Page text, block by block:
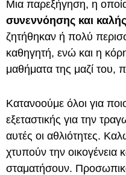
Μια παρεξήγηση, η
συνεννόησης και
ζητήθηκαν ή πολύ
καθηγητή, ενώ και η
μαθήματα της μαζί του,
Κατανοούμε όλοι για
εξεταστικής για την
αυτές οι αθλιότητες.
χτυπούν την οικογένεια
σταματήσουν.